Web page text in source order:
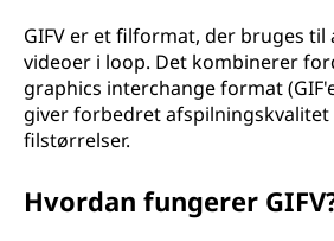
GIFV er et filformat, der bruges til
videoer i loop. Det kombinerer
graphics interchange format
giver forbedret
filstørrelser.
Hvordan fungerer